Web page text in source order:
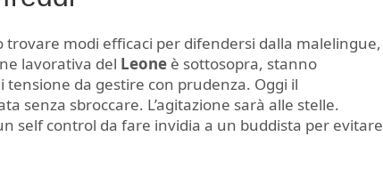
trovare modi efficaci per difendersi dalla malelingue,
lavorativa del Leone è sottosopra, stanno
da gestire con prudenza. Oggi il
senza sbroccare. L’agitazione sarà alle stelle.
self control da fare invidia a un buddista per evitare